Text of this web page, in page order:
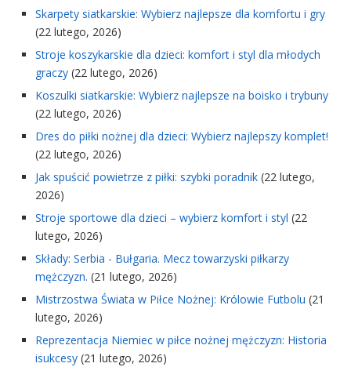
Skarpety siatkarskie: Wybierz najlepsze dla komfortu i gry
(22 lutego, 2026)
Stroje koszykarskie dla dzieci: komfort i styl dla młodych
graczy (22 lutego, 2026)
Koszulki siatkarskie: Wybierz najlepsze na boisko i trybuny
(22 lutego, 2026)
Dres do piłki nożnej dla dzieci: Wybierz najlepszy komplet!
(22 lutego, 2026)
Jak spuścić powietrze z piłki: szybki poradnik (22 lutego,
2026)
Stroje sportowe dla dzieci – wybierz komfort i styl (22
lutego, 2026)
Składy: Serbia - Bułgaria. Mecz towarzyski piłkarzy
mężczyzn. (21 lutego, 2026)
Mistrzostwa Świata w Piłce Nożnej: Królowie Futbolu (21
lutego, 2026)
Reprezentacja Niemiec w piłce nożnej mężczyzn: Historia
isukcesy (21 lutego, 2026)